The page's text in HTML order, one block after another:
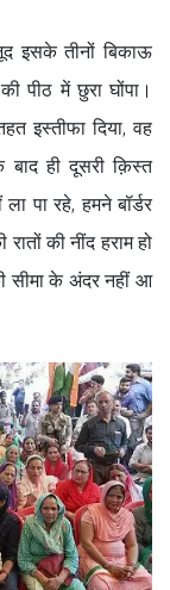
इसके तीनों बिकाऊ
पीठ में छुरा घोंपा।
इस्तीफा दिया, वह
ही दूसरी क़िस्त
पा रहे, हमने बॉर्डर
की नींद हराम हो
सीमा के अंदर नहीं आ